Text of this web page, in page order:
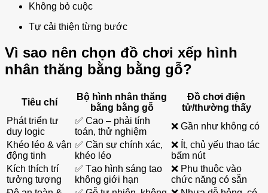
Không bỏ cuộc
Tự cải thiện từng bước
Vì sao nên chọn đồ chơi xếp hình
nhân thăng bằng bằng gỗ?
Tiêu chí
Bộ hình nhân thăng
bằng bằng gỗ
Đồ chơi điện
tử/thường thấy
Phát triển tư
duy logic
✅ Cao – phải tính
toán, thử nghiệm
❌ Gần như không có
Khéo léo & vận
động tinh
✅ Cần sự chính xác,
khéo léo
❌ Ít, chủ yếu thao tác
bấm nút
Kích thích trí
tưởng tượng
✅ Tạo hình sáng tạo
không giới hạn
❌ Phụ thuộc vào
chức năng có sẵn